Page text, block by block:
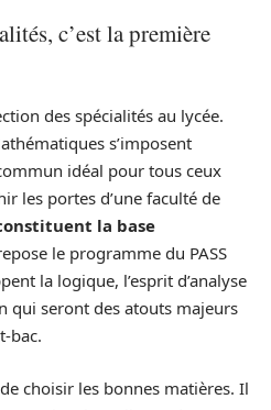
c’est la première
des spécialités au lycée.
s’imposent
idéal pour tous ceux
les portes d’une faculté de
la base
le programme du PASS
la logique, l’esprit d’analyse
qui seront des atouts majeurs
bac.
choisir les bonnes matières. Il